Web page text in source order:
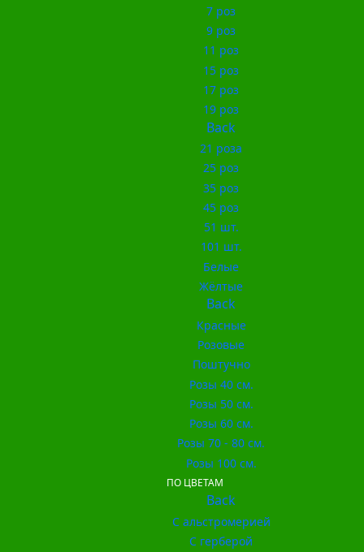
7 роз
9 роз
11 роз
15 роз
17 роз
19 роз
Back
21 роза
25 роз
35 роз
45 роз
51 шт.
101 шт.
Белые
Жёлтые
Back
Красные
Розовые
Поштучно
Розы 40 см.
Розы 50 см.
Розы 60 см.
Розы 70 - 80 см.
Розы 100 см.
ПО ЦВЕТАМ
Back
С альстромерией
С герберой